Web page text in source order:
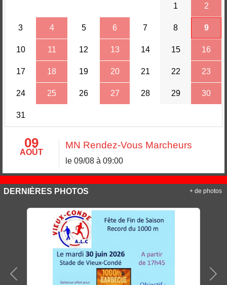
1 2
3 4 5 6 7 8 9
10 11 12 13 14 15 16
17 18 19 20 21 22 23
24 25 26 27 28 29 30
31
09
AOÛT
MN Rendez-Vous Marcheurs
le 09/08 à 09:00
DERNIÈRES PHOTOS
Précedent
+ de photos